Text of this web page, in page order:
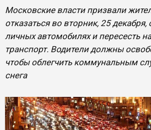
Московские власти призвали
отказаться во вторник, 25 декабря,
личных автомобилях и пересесть
транспорт. Водители должны
чтобы облегчить коммунальным
снега